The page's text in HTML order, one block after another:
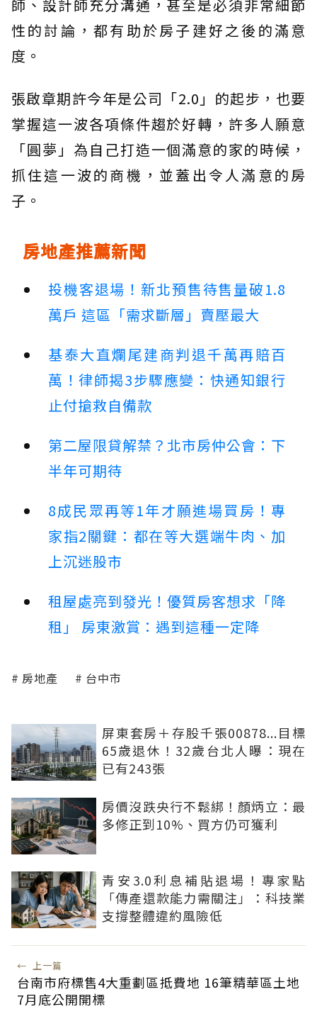
師、設計師充分溝通，甚至是必須非常細節
性的討論，都有助於房子建好之後的滿意
度。
張啟章期許今年是公司「2.0」的起步，也要
掌握這一波各項條件趨於好轉，許多人願意
「圓夢」為自己打造一個滿意的家的時候，
抓住這一波的商機，並蓋出令人滿意的房
子。
房地產推薦新聞
投機客退場！新北預售待售量破1.8
萬戶 這區「需求斷層」賣壓最大
基泰大直爛尾建商判退千萬再賠百
萬！律師揭3步驟應變：快通知銀行
止付搶救自備款
第二屋限貸解禁？北市房仲公會：下
半年可期待
8成民眾再等1年才願進場買房！專
家指2關鍵：都在等大選端牛肉、加
上沉迷股市
租屋處亮到發光！優質房客想求「降
租」 房東激賞：遇到這種一定降
房地產 台中市
屏東套房＋存股千張00878...目標
65歲退休！32歲台北人曝：現在
已有243張
房價沒跌央行不鬆綁！顏炳立：最
多修正到10%、買方仍可獲利
青安3.0利息補貼退場！專家點
「傳產還款能力需關注」：科技業
支撐整體違約風險低
← 上一篇
台南市府標售4大重劃區抵費地 16筆精華區土地
7月底公開開標